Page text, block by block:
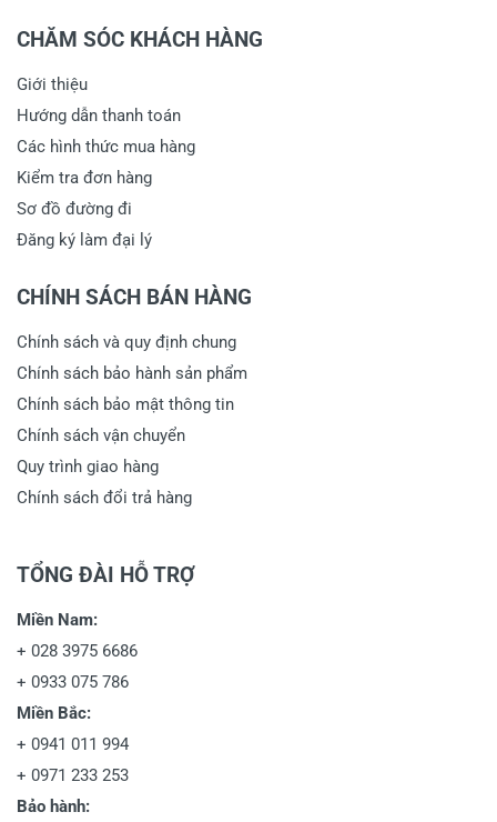
CHĂM SÓC KHÁCH HÀNG
Giới thiệu
Hướng dẫn thanh toán
Các hình thức mua hàng
Kiểm tra đơn hàng
Sơ đồ đường đi
Đăng ký làm đại lý
CHÍNH SÁCH BÁN HÀNG
Chính sách và quy định chung
Chính sách bảo hành sản phẩm
Chính sách bảo mật thông tin
Chính sách vận chuyển
Quy trình giao hàng
Chính sách đổi trả hàng
TỔNG ĐÀI HỖ TRỢ
Miền Nam:
+ 028 3975 6686
+ 0933 075 786
Miền Bắc:
+ 0941 011 994
+ 0971 233 253
Bảo hành: